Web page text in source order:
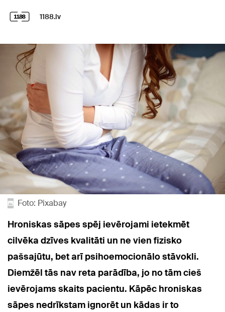
1188.lv
Foto: Pixabay
Hroniskas sāpes spēj ievērojami ietekmēt
cilvēka dzīves kvalitāti un ne vien fizisko
pašsajūtu, bet arī psihoemocionālo stāvokli.
Diemžēl tās nav reta parādība, jo no tām cieš
ievērojams skaits pacientu. Kāpēc hroniskas
sāpes nedrīkstam ignorēt un kādas ir to